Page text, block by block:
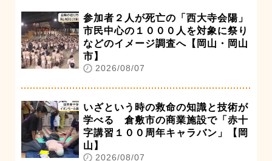
参加者２人が死亡の「西大寺会陽」
市民中心の１０００人を対象に祭り
などのイメージ調査へ【岡山・岡山
市】
2026/08/07
いざという時の救命の知識と技術が
学べる 倉敷市の商業施設で「赤十
字講習１００周年キャラバン」【岡
山】
2026/08/07